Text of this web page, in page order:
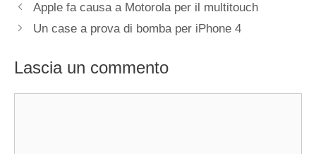
Apple fa causa a Motorola per il multitouch
Un case a prova di bomba per iPhone 4
Lascia un commento